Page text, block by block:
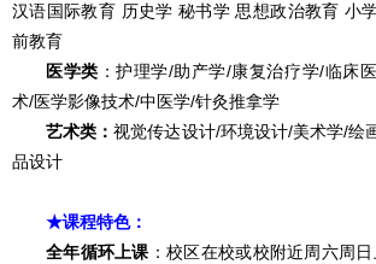
汉语国际教育 历史学 秘书学 思想政治教育 小
前教育
医学类 ：护理学/助产学/康复治疗学/临床
术/医学影像技术/中医学/针灸推拿学
艺术类：视觉传达设计/环境设计/美术学/绘
品设计
★课程特色：
全年循环上课：校区在校或校附近周六周日